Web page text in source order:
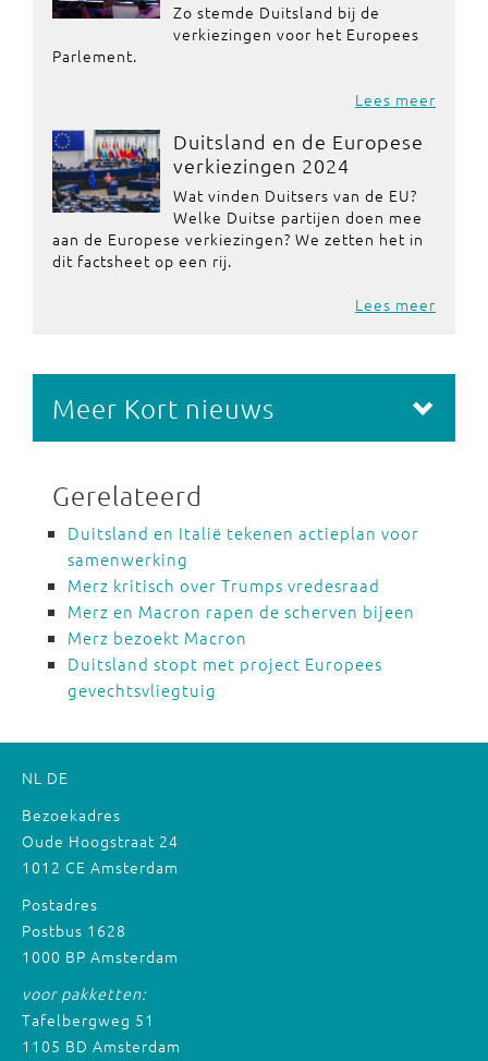
Zo stemde Duitsland bij de
verkiezingen voor het Europees
Parlement.
Lees meer
Duitsland en de Europese
verkiezingen 2024
Wat vinden Duitsers van de EU?
Welke Duitse partijen doen mee
aan de Europese verkiezingen? We zetten het in
dit factsheet op een rij.
Lees meer
Meer Kort nieuws
Gerelateerd
Duitsland en Italië tekenen actieplan voor
samenwerking
Merz kritisch over Trumps vredesraad
Merz en Macron rapen de scherven bijeen
Merz bezoekt Macron
Duitsland stopt met project Europees
gevechtsvliegtuig
NL DE
Bezoekadres
Oude Hoogstraat 24
1012 CE Amsterdam
Postadres
Postbus 1628
1000 BP Amsterdam
voor pakketten:
Tafelbergweg 51
1105 BD Amsterdam